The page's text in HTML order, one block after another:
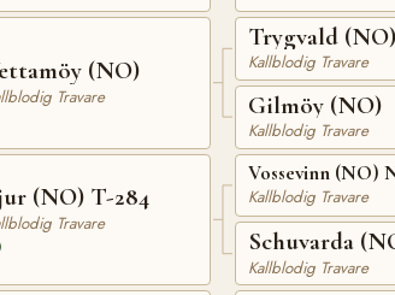
(NO)
Travare
(NO) T-284
Travare
Trygvald (NO)
Kallblodig Travare
Gilmöy (NO)
Kallblodig Travare
Vossevinn (NO)
Kallblodig Travare
Schuvarda
Kallblodig Travare